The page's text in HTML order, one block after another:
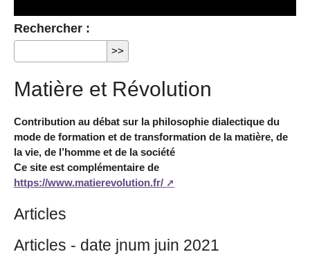
Rechercher :
Matière et Révolution
Contribution au débat sur la philosophie dialectique du
mode de formation et de transformation de la matière, de
la vie, de l’homme et de la société
Ce site est complémentaire de
https://www.matierevolution.fr/
Articles
Articles - date jnum juin 2021